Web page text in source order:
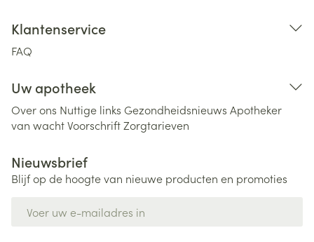
Klantenservice
FAQ
Uw apotheek
Over ons Nuttige links Gezondheidsnieuws Apotheker
van wachtVoorschriftZorgtarieven
Nieuwsbrief
Blijf op de hoogte van nieuwe producten en promoties